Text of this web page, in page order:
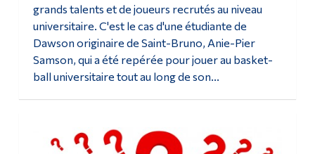
grands talents et de joueurs recrutés au niveau
universitaire. C'est le cas d'une étudiante de
Dawson originaire de Saint-Bruno, Anie-Pier
Samson, qui a été repérée pour jouer au basket-
ball universitaire tout au long de son...